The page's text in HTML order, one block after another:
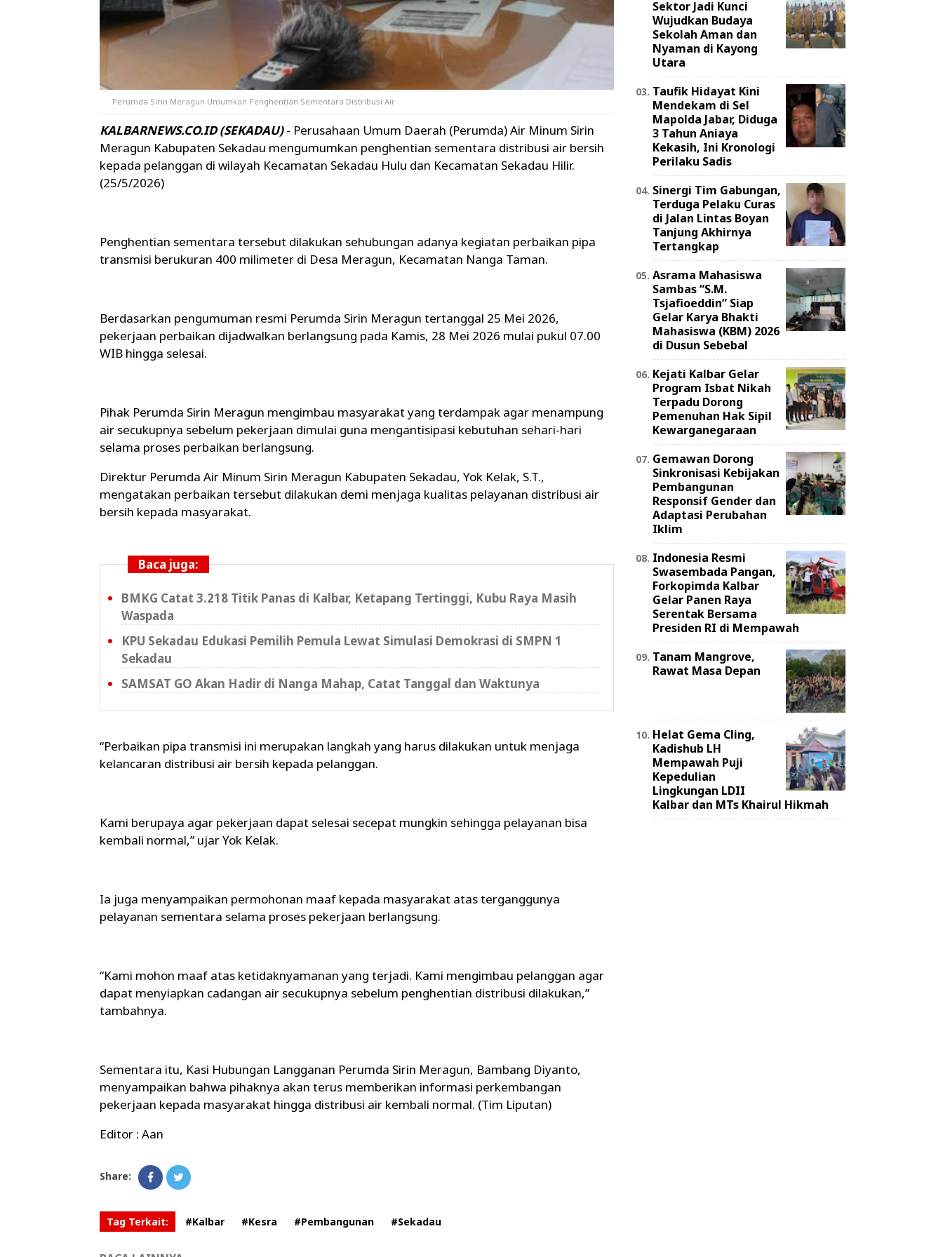
Perumda Sirin Meragun Umumkan Penghentian Sementara Distribusi Air
KALBARNEWS.CO.ID (SEKADAU)- Perusahaan Umum Daerah (Perumda) Air Minum Sirin
Meragun Kabupaten Sekadau mengumumkan penghentian sementara distribusi air bersih
kepada pelanggan di wilayah Kecamatan Sekadau Hulu dan Kecamatan Sekadau Hilir.
(25/5/2026)
Penghentian sementara tersebut dilakukan sehubungan adanya kegiatan perbaikan pipa
transmisi berukuran 400 milimeter di Desa Meragun, Kecamatan Nanga Taman.
Berdasarkan pengumuman resmi Perumda Sirin Meragun tertanggal 25 Mei 2026,
pekerjaan perbaikan dijadwalkan berlangsung pada Kamis, 28 Mei 2026 mulai pukul 07.00
WIB hingga selesai.
Pihak Perumda Sirin Meragun mengimbau masyarakat yang terdampak agar menampung
air secukupnya sebelum pekerjaan dimulai guna mengantisipasi kebutuhan sehari-hari
selama proses perbaikan berlangsung.
Direktur Perumda Air Minum Sirin Meragun Kabupaten Sekadau, Yok Kelak, S.T.,
mengatakan perbaikan tersebut dilakukan demi menjaga kualitas pelayanan distribusi air
bersih kepada masyarakat.
Baca juga:
BMKG Catat 3.218 Titik Panas di Kalbar, Ketapang Tertinggi, Kubu Raya Masih
Waspada
KPU Sekadau Edukasi Pemilih Pemula Lewat Simulasi Demokrasi di SMPN 1
Sekadau
SAMSAT GO Akan Hadir di Nanga Mahap, Catat Tanggal dan Waktunya
“Perbaikan pipa transmisi ini merupakan langkah yang harus dilakukan untuk menjaga
kelancaran distribusi air bersih kepada pelanggan.
Kami berupaya agar pekerjaan dapat selesai secepat mungkin sehingga pelayanan bisa
kembali normal,” ujar Yok Kelak.
Ia juga menyampaikan permohonan maaf kepada masyarakat atas terganggunya
pelayanan sementara selama proses pekerjaan berlangsung.
“Kami mohon maaf atas ketidaknyamanan yang terjadi. Kami mengimbau pelanggan agar
dapat menyiapkan cadangan air secukupnya sebelum penghentian distribusi dilakukan,”
tambahnya.
Sementara itu, Kasi Hubungan Langganan Perumda Sirin Meragun, Bambang Diyanto,
menyampaikan bahwa pihaknya akan terus memberikan informasi perkembangan
pekerjaan kepada masyarakat hingga distribusi air kembali normal. (Tim Liputan)
Editor : Aan
Share:
Tag Terkait: #Kalbar #Kesra #Pembangunan #Sekadau
Sektor Jadi Kunci
Wujudkan Budaya
Sekolah Aman dan
Nyaman di Kayong
Utara
Taufik Hidayat Kini
Mendekam di Sel
Mapolda Jabar, Diduga
3 Tahun Aniaya
Kekasih, Ini Kronologi
Perilaku Sadis
Sinergi Tim Gabungan,
Terduga Pelaku Curas
di Jalan Lintas Boyan
Tanjung Akhirnya
Tertangkap
Asrama Mahasiswa
Sambas “S.M.
Tsjafioeddin” Siap
Gelar Karya Bhakti
Mahasiswa (KBM) 2026
di Dusun Sebebal
Kejati Kalbar Gelar
Program Isbat Nikah
Terpadu Dorong
Pemenuhan Hak Sipil
Kewarganegaraan
Gemawan Dorong
Sinkronisasi Kebijakan
Pembangunan
Responsif Gender dan
Adaptasi Perubahan
Iklim
Indonesia Resmi
Swasembada Pangan,
Forkopimda Kalbar
Gelar Panen Raya
Serentak Bersama
Presiden RI di Mempawah
Tanam Mangrove,
Rawat Masa Depan
Helat Gema Cling,
Kadishub LH
Mempawah Puji
Kepedulian
Lingkungan LDII
Kalbar dan MTs Khairul Hikmah